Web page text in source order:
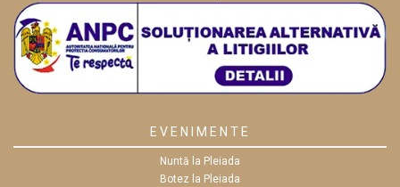
EVENIMENTE
Nuntă la Pleiada
Botez la Pleiada